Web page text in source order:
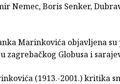
Nemec, Boris Senker,
Marinkovića objavljena
zagrebačkog Globusa i
(1913.-2001.) kritika